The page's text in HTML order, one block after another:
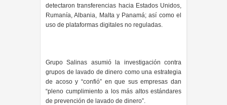
detectaron transferencias hacia Estados Unidos,
Rumanía, Albania, Malta y Panamá; así como el
uso de plataformas digitales no reguladas.
Grupo Salinas asumió la investigación contra
grupos de lavado de dinero como una estrategia
de acoso y “confió” en que sus empresas dan
“pleno cumplimiento a los más altos estándares
de prevención de lavado de dinero”.